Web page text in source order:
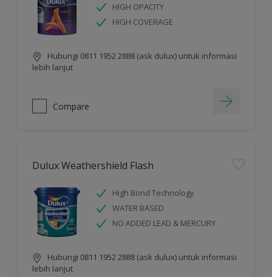
HIGH OPACITY
HIGH COVERAGE
Hubungi 0811 1952 2888 (ask dulux) untuk informasi
lebih lanjut
Compare
Dulux Weathershield Flash
High Bond Technology
WATER BASED
NO ADDED LEAD & MERCURY
Hubungi 0811 1952 2888 (ask dulux) untuk informasi
lebih lanjut